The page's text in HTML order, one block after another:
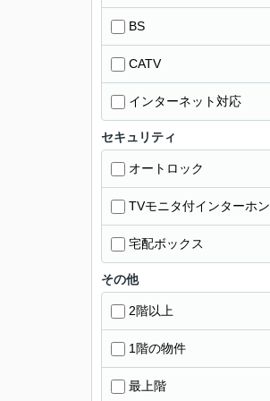
BS
CATV
インターネット対応
セキュリティ
オートロック
TVモニタ付インターホン
宅配ボックス
その他
2階以上
1階の物件
最上階